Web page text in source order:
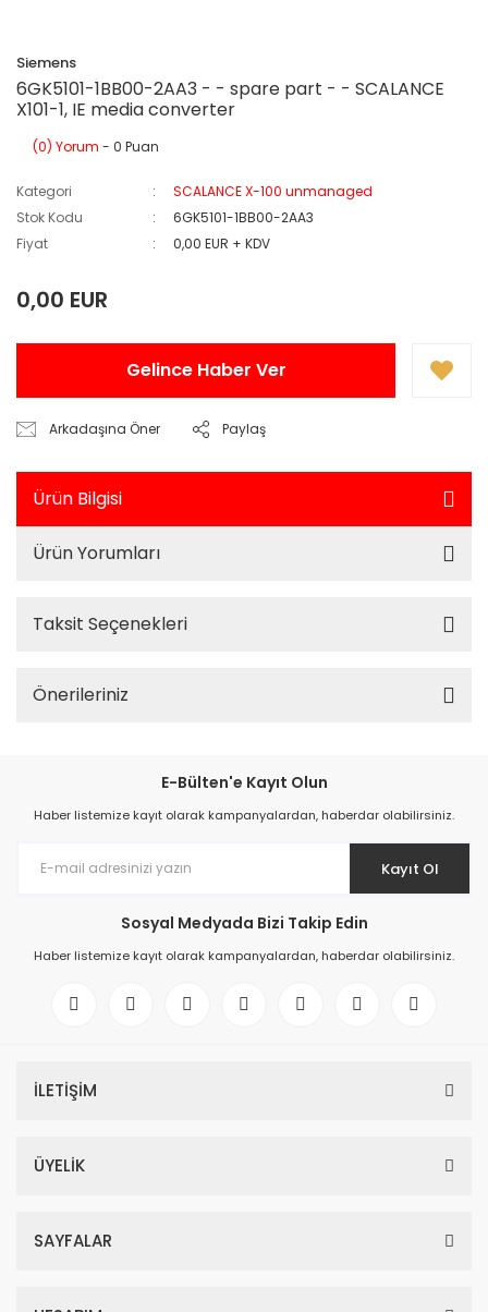
Siemens
6GK5101-1BB00-2AA3 - - spare part - - SCALANCE
X101-1, IE media converter
(0) Yorum - 0 Puan
Kategori
SCALANCE X-100 unmanaged
Stok Kodu
6GK5101-1BB00-2AA3
Fiyat
0,00 EUR + KDV
0,00 EUR
Gelince Haber Ver
Arkadaşına Öner Paylaş
Ürün Bilgisi
Ürün Yorumları
Taksit Seçenekleri
Önerileriniz
E-Bülten'e Kayıt Olun
Haber listemize kayıt olarak kampanyalardan, haberdar olabilirsiniz.
Kayıt Ol
Sosyal Medyada Bizi Takip Edin
Haber listemize kayıt olarak kampanyalardan, haberdar olabilirsiniz.
İLETİŞİM
ÜYELİK
SAYFALAR